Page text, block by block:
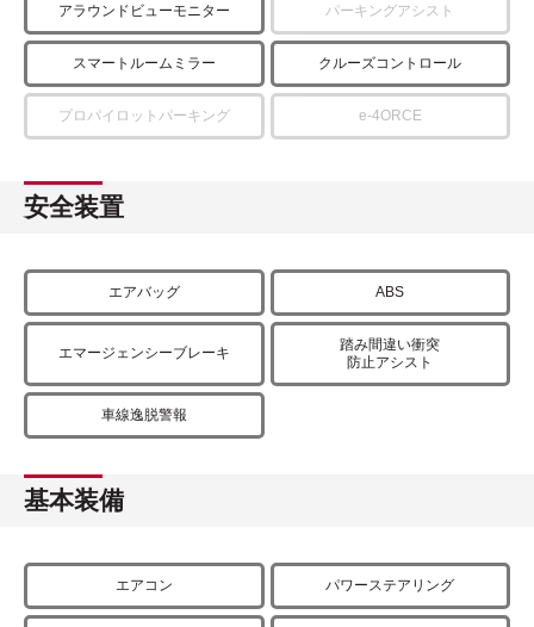
アラウンドビューモニター パーキングアシスト
スマートルームミラー クルーズコントロール
プロパイロットパーキング e-4ORCE
安全装置
エアバッグ ABS
エマージェンシーブレーキ
踏み間違い衝突
防止アシスト
車線逸脱警報
基本装備
エアコン パワーステアリング